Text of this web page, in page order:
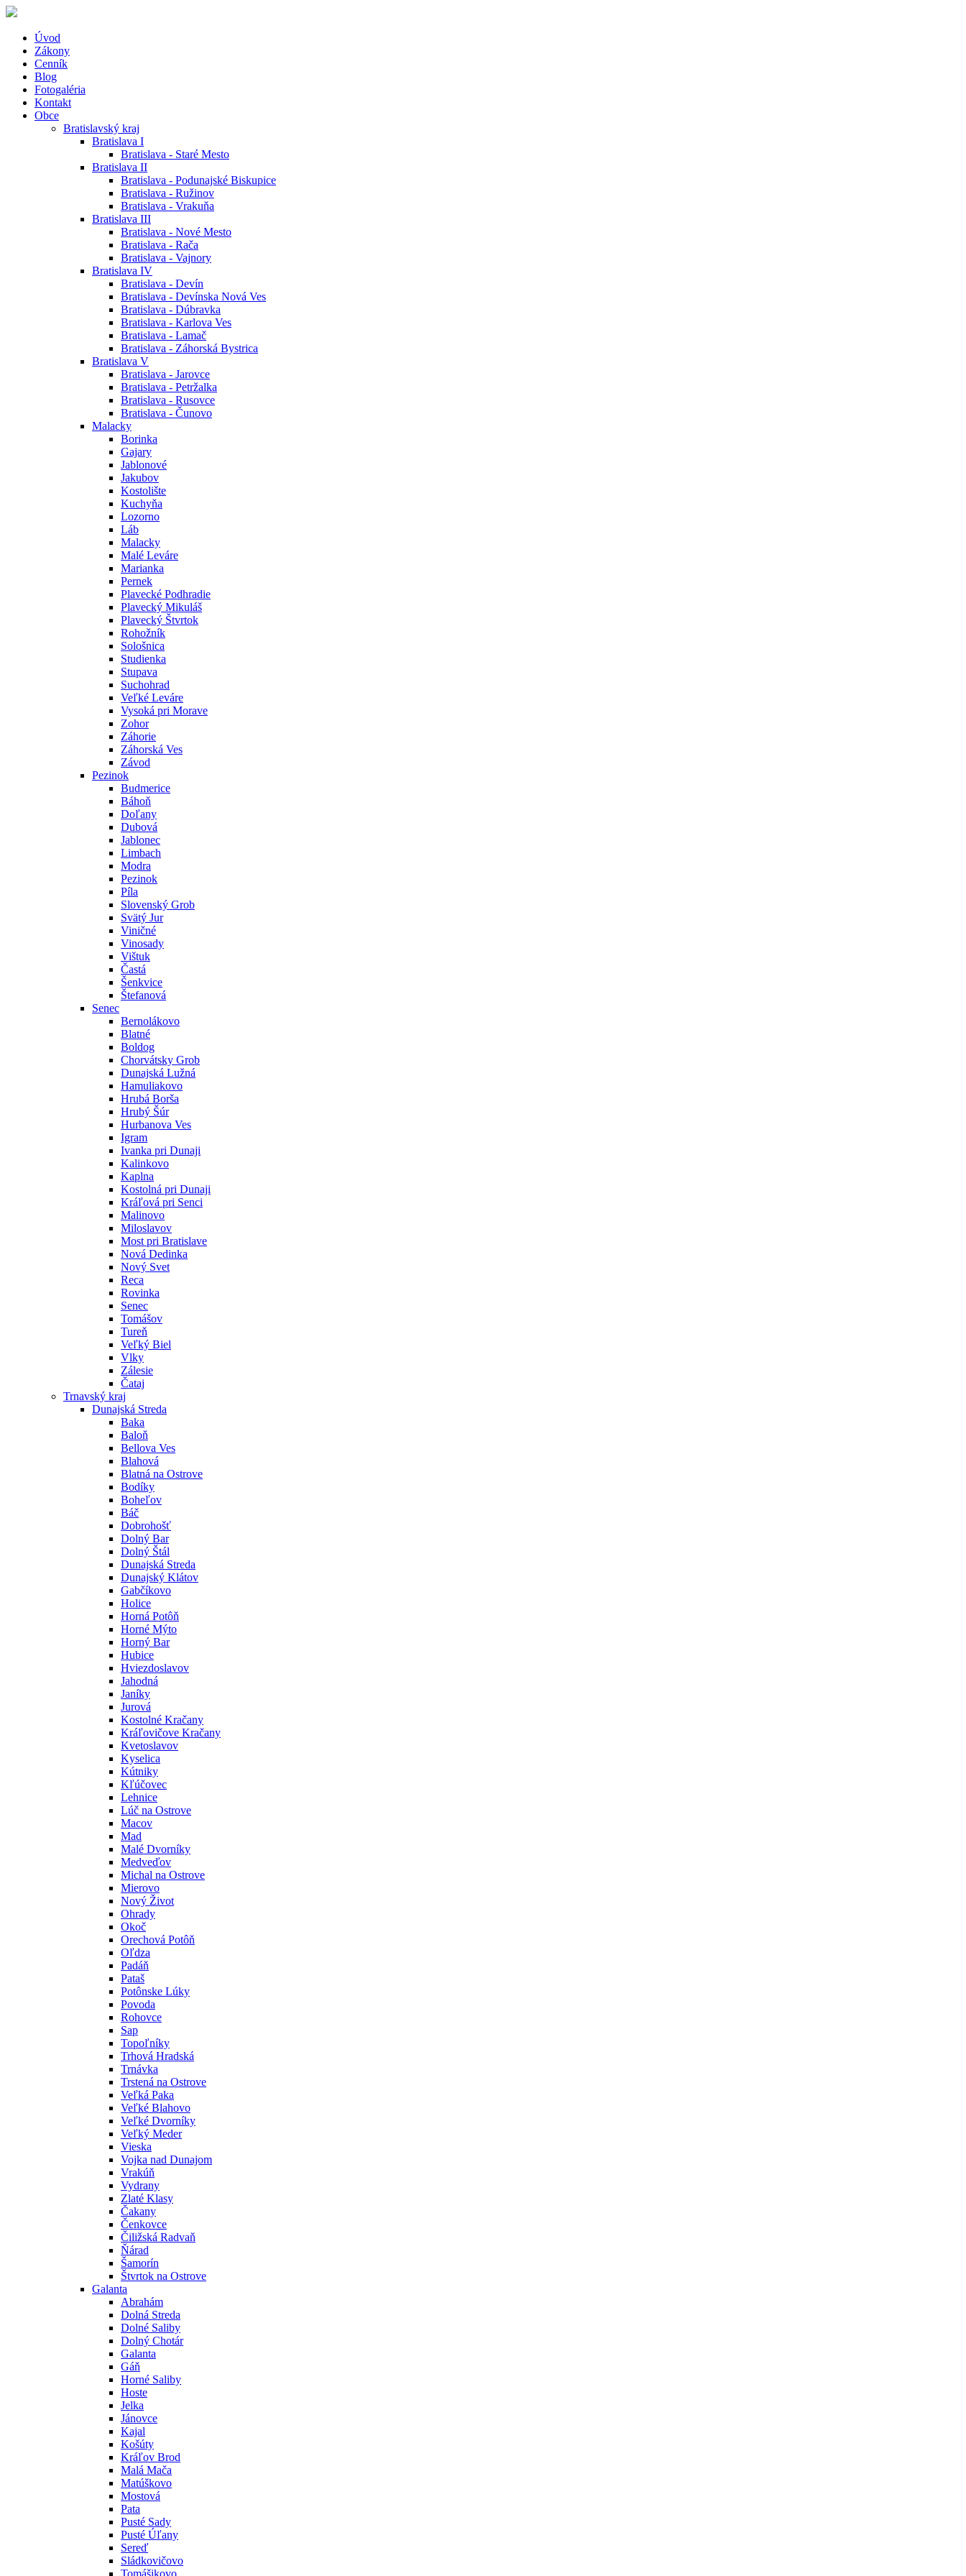
Úvod
Zákony
Cenník
Blog
Fotogaléria
Kontakt
Obce
Bratislavský kraj
Bratislava I
Bratislava - Staré Mesto
Bratislava II
Bratislava - Podunajské Biskupice
Bratislava - Ružinov
Bratislava - Vrakuňa
Bratislava III
Bratislava - Nové Mesto
Bratislava - Rača
Bratislava - Vajnory
Bratislava IV
Bratislava - Devín
Bratislava - Devínska Nová Ves
Bratislava - Dúbravka
Bratislava - Karlova Ves
Bratislava - Lamač
Bratislava - Záhorská Bystrica
Bratislava V
Bratislava - Jarovce
Bratislava - Petržalka
Bratislava - Rusovce
Bratislava - Čunovo
Malacky
Borinka
Gajary
Jablonové
Jakubov
Kostolište
Kuchyňa
Lozorno
Láb
Malacky
Malé Leváre
Marianka
Pernek
Plavecké Podhradie
Plavecký Mikuláš
Plavecký Štvrtok
Rohožník
Sološnica
Studienka
Stupava
Suchohrad
Veľké Leváre
Vysoká pri Morave
Zohor
Záhorie
Záhorská Ves
Závod
Pezinok
Budmerice
Báhoň
Doľany
Dubová
Jablonec
Limbach
Modra
Pezinok
Píla
Slovenský Grob
Svätý Jur
Viničné
Vinosady
Vištuk
Častá
Šenkvice
Štefanová
Senec
Bernolákovo
Blatné
Boldog
Chorvátsky Grob
Dunajská Lužná
Hamuliakovo
Hrubá Borša
Hrubý Šúr
Hurbanova Ves
Igram
Ivanka pri Dunaji
Kalinkovo
Kaplna
Kostolná pri Dunaji
Kráľová pri Senci
Malinovo
Miloslavov
Most pri Bratislave
Nová Dedinka
Nový Svet
Reca
Rovinka
Senec
Tomášov
Tureň
Veľký Biel
Vlky
Zálesie
Čataj
Trnavský kraj
Dunajská Streda
Baka
Baloň
Bellova Ves
Blahová
Blatná na Ostrove
Bodíky
Boheľov
Báč
Dobrohošť
Dolný Bar
Dolný Štál
Dunajská Streda
Dunajský Klátov
Gabčíkovo
Holice
Horná Potôň
Horné Mýto
Horný Bar
Hubice
Hviezdoslavov
Jahodná
Janíky
Jurová
Kostolné Kračany
Kráľovičove Kračany
Kvetoslavov
Kyselica
Kútniky
Kľúčovec
Lehnice
Lúč na Ostrove
Macov
Mad
Malé Dvorníky
Medveďov
Michal na Ostrove
Mierovo
Nový Život
Ohrady
Okoč
Orechová Potôň
Oľdza
Padáň
Pataš
Potônske Lúky
Povoda
Rohovce
Sap
Topoľníky
Trhová Hradská
Trnávka
Trstená na Ostrove
Veľká Paka
Veľké Blahovo
Veľké Dvorníky
Veľký Meder
Vieska
Vojka nad Dunajom
Vrakúň
Vydrany
Zlaté Klasy
Čakany
Čenkovce
Čiližská Radvaň
Ňárad
Šamorín
Štvrtok na Ostrove
Galanta
Abrahám
Dolná Streda
Dolné Saliby
Dolný Chotár
Galanta
Gáň
Horné Saliby
Hoste
Jelka
Jánovce
Kajal
Košúty
Kráľov Brod
Malá Mača
Matúškovo
Mostová
Pata
Pusté Sady
Pusté Úľany
Sereď
Sládkovičovo
Tomášikovo